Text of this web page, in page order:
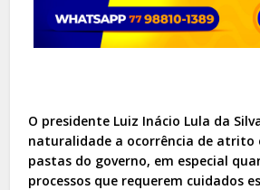
O presidente Luiz Inácio Lula da
naturalidade a ocorrência de
pastas do governo, em especial
processos que requerem cuidados